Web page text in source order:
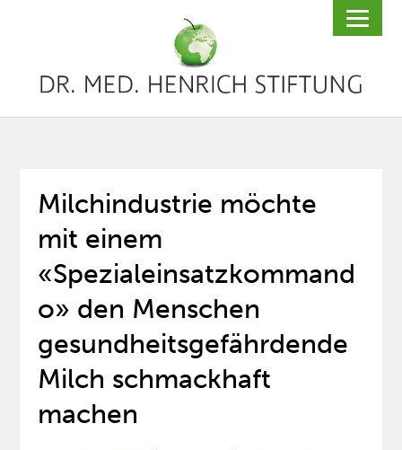
Milchindustrie möchte
mit einem
«Spezialeinsatzkommand
o» den Menschen
gesundheitsgefährdende
Milch schmackhaft
machen